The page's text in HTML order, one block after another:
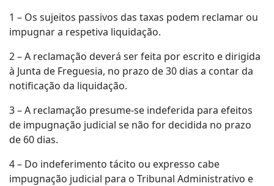
1 – Os sujeitos passivos das taxas podem reclamar ou
impugnar a respetiva liquidação.
2 – A reclamação deverá ser feita por escrito e dirigida
à Junta de Freguesia, no prazo de 30 dias a contar da
notificação da liquidação.
3 – A reclamação presume-se indeferida para efeitos
de impugnação judicial se não for decidida no prazo
de 60 dias.
4 – Do indeferimento tácito ou expresso cabe
impugnação judicial para o Tribunal Administrativo e